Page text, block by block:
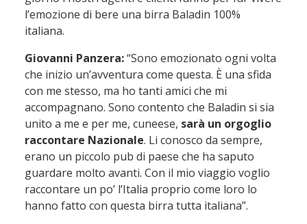
l’emozione di bere una birra Baladin 100%
italiana.
Giovanni Panzera:“Sono emozionato ogni volta
che inizio un’avventura come questa. È una sfida
con me stesso, ma ho tanti amici che mi
accompagnano. Sono contento che Baladin si sia
unito a me e per me, cuneese, sarà un orgoglio
raccontare Nazionale. Li conosco da sempre,
erano un piccolo pub di paese che ha saputo
guardare molto avanti. Con il mio viaggio voglio
raccontare un po’ l’Italia proprio come loro lo
hanno fatto con questa birra tutta italiana”.